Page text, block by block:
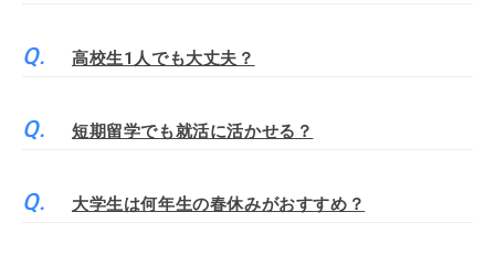
高校生1人でも大丈夫？
短期留学でも就活に活かせる？
大学生は何年生の春休みがおすすめ？